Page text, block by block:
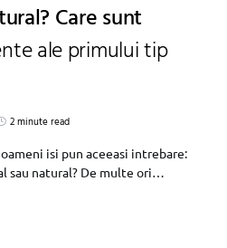
Care sunt
ale primului tip
2 minute read
isi pun aceeasi intrebare:
sau natural? De multe ori…